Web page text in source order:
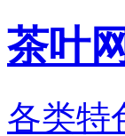
茶叶网
各类特